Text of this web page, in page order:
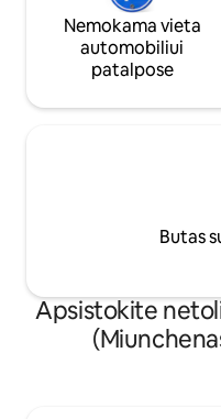
Nemokama vieta
automobiliui
patalpose
Butas
Apsistokite